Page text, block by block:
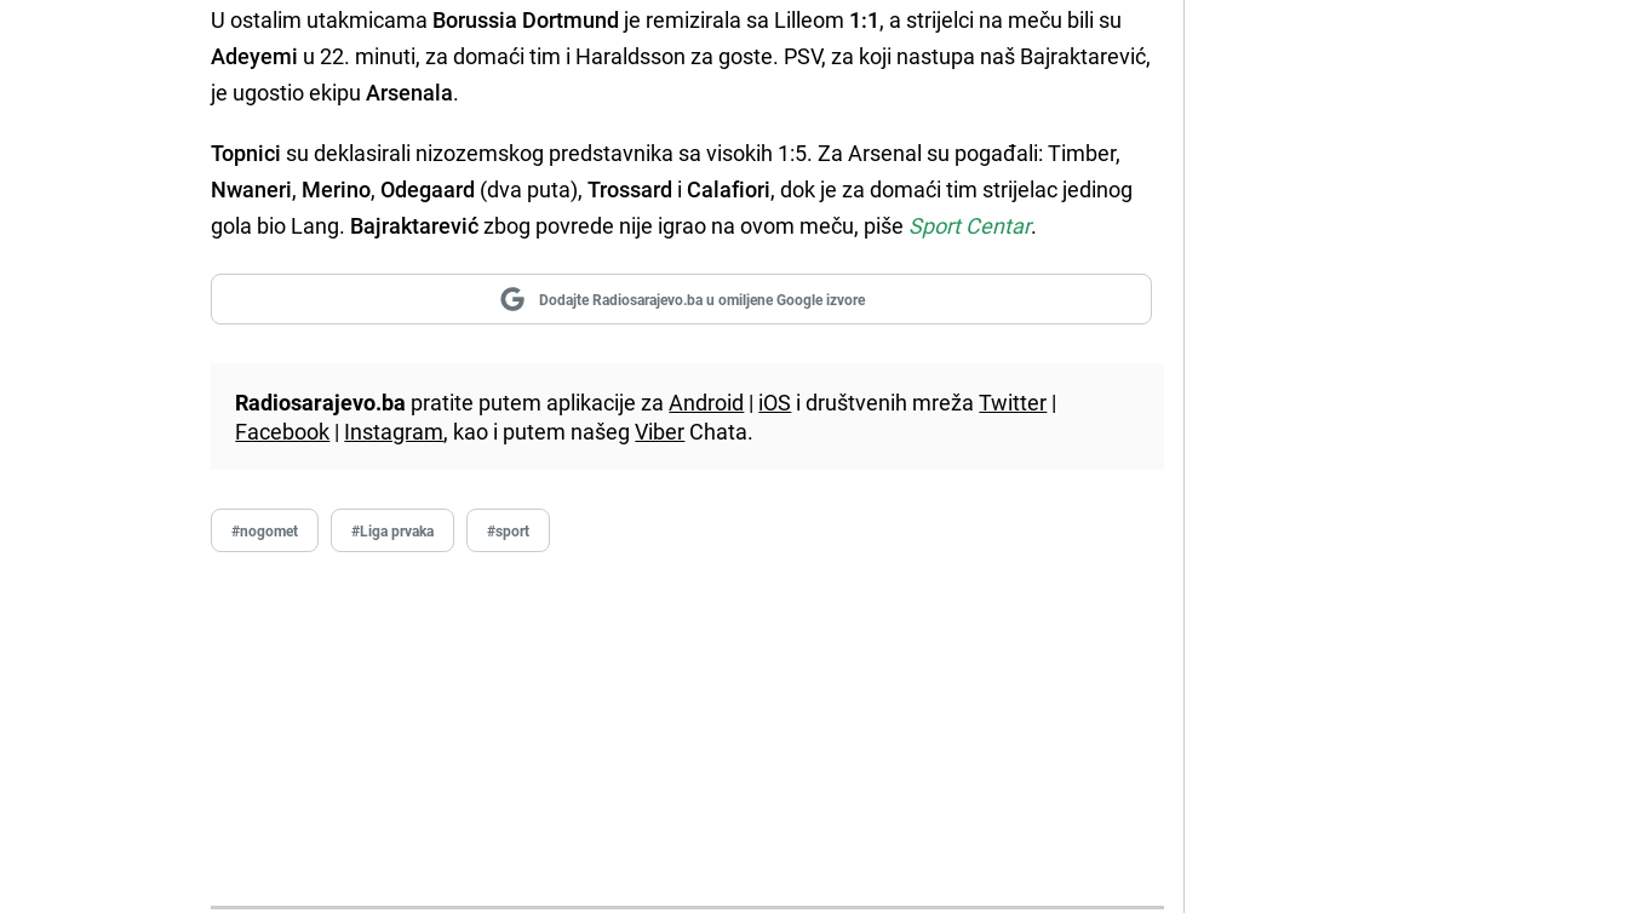
U ostalim utakmicama Borussia Dortmund je remizirala sa Lilleom 1:1, a strijelci na meču bili su
Adeyemi u 22. minuti, za domaći tim i Haraldsson za goste. PSV, za koji nastupa naš Bajraktarević,
je ugostio ekipuArsenala.
Topnici su deklasirali nizozemskog predstavnika sa visokih 1:5. Za Arsenal su pogađali: Timber,
Nwaneri, Merino,Odegaard (dva puta),Trossard iCalafiori, dok je za domaći tim strijelac jedinog
gola bio Lang. Bajraktarevićzbog povrede nije igrao na ovom meču, piše Sport Centar.
Dodajte Radiosarajevo.ba u omiljene Google izvore
Radiosarajevo.ba pratite putem aplikacije zaAndroid | iOS i društvenih mrežaTwitter |
Facebook | Instagram, kao i putem našegViber Chata.
#nogomet #Liga prvaka #sport